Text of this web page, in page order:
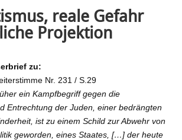
reale Gefahr
Projektion
zu:
Nr. 231 / S.29
ein Kampfbegriff gegen die
Entrechtung der Juden, einer bedrängten
ist zu einem Schild zur Abwehr von
geworden, eines Staates, […] der heute